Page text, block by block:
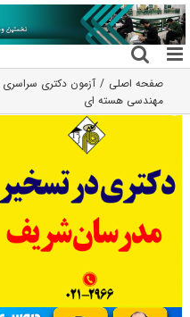
رفتن
به
محتوا
صفحه اصلی آزمون دکتری سراسری
مهندسی هسته ای